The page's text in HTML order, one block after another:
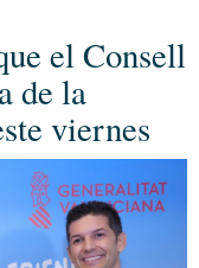
el Consell
de la
viernes